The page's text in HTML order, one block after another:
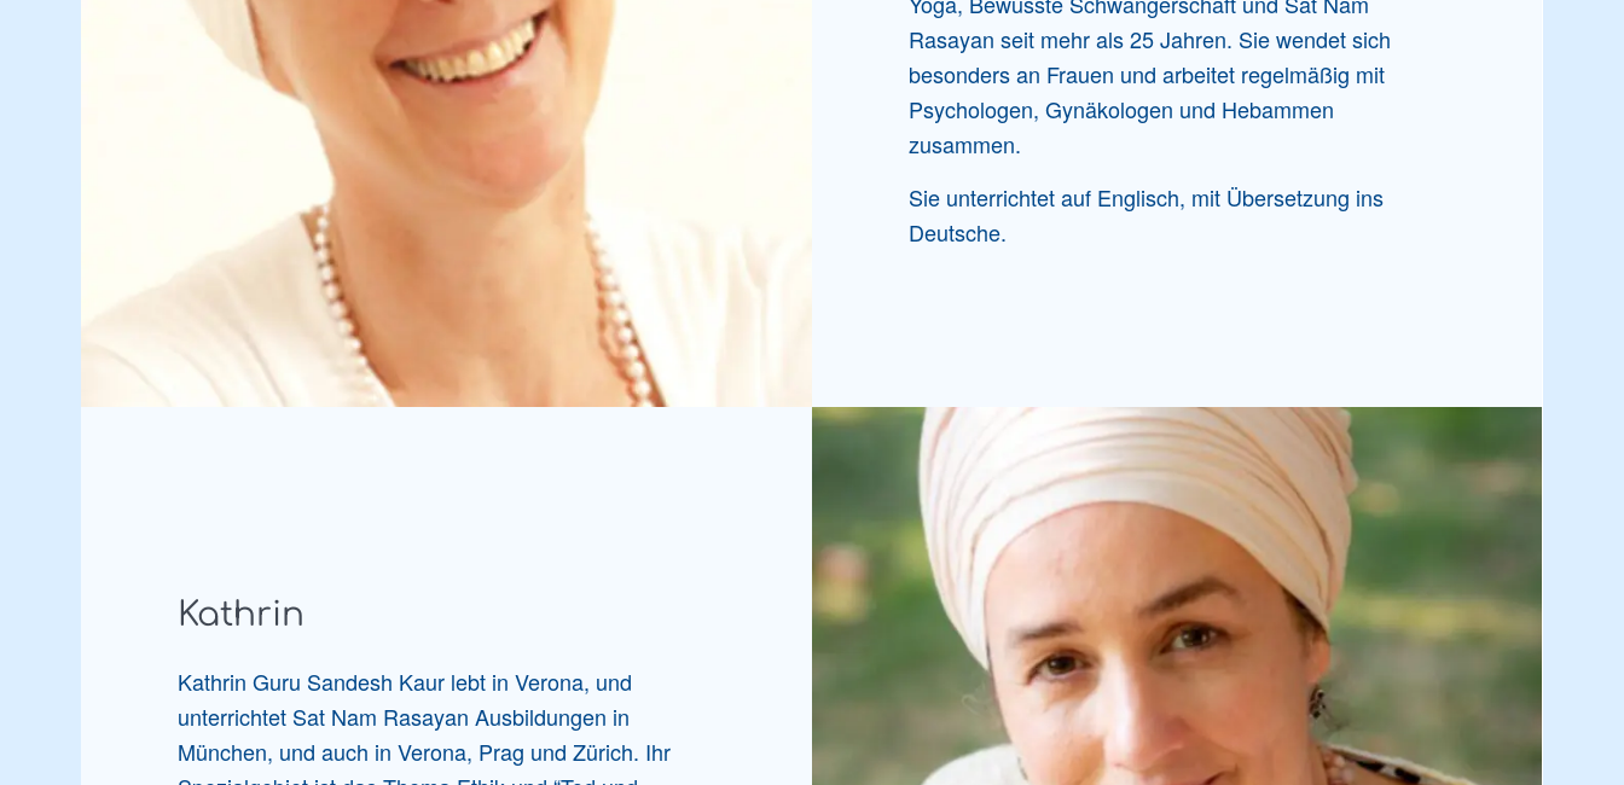
Rasayan seit mehr als 25 Jahren. Sie wendet sich
besonders an Frauen und arbeitet regelmäßig mit
Psychologen, Gynäkologen und Hebammen
zusammen.
Sie unterrichtet auf Englisch, mit Übersetzung ins
Deutsche.
Kathrin
Kathrin Guru Sandesh Kaur lebt in Verona, und
unterrichtet Sat Nam Rasayan Ausbildungen in
München, und auch in Verona, Prag und Zürich. Ihr